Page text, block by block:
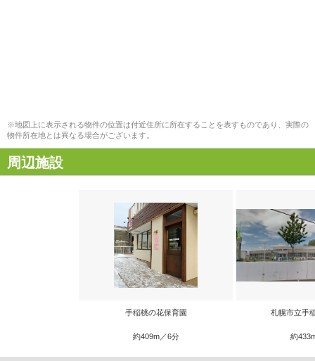
※地図上に表示される物件の位置は付近住所に所在することを表すものであり、実際の
物件所在地とは異なる場合がございます。
周辺施設
手稲桃の花保育園
約409m／6分
札幌市立手
約